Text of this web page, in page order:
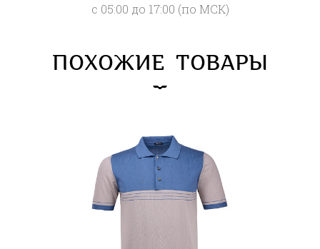
с 05:00 до 17:00 (по МСК)
ПОХОЖИЕ ТОВАРЫ